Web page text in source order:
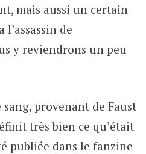
mais aussi un certain
de
y reviendrons un peu
provenant de Faust
très bien ce qu’était
publiée dans le fanzine